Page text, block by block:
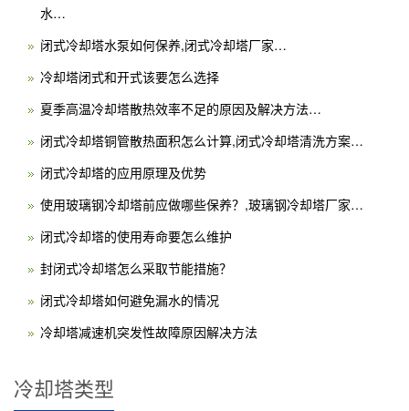
水…
闭式冷却塔水泵如何保养,闭式冷却塔厂家…
冷却塔闭式和开式该要怎么选择
夏季高温冷却塔散热效率不足的原因及解决方法…
闭式冷却塔铜管散热面积怎么计算,闭式冷却塔清洗方案…
闭式冷却塔的应用原理及优势
使用玻璃钢冷却塔前应做哪些保养？,玻璃钢冷却塔厂家…
闭式冷却塔的使用寿命要怎么维护
封闭式冷却塔怎么采取节能措施？
闭式冷却塔如何避免漏水的情况
冷却塔减速机突发性故障原因解决方法
冷却塔类型